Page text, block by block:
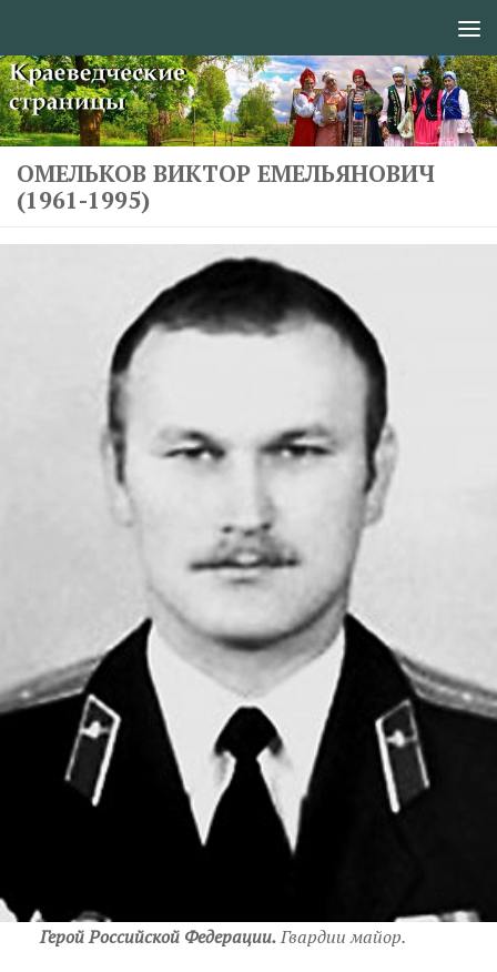
ОМЕЛЬКОВ ВИКТОР ЕМЕЛЬЯНОВИЧ
(1961-1995)
Герой Российской Федерации.Гвардии майор.